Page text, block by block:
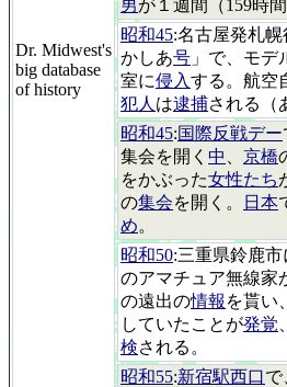
Dr. Midwest's
big database
of history
男が１週間（159時間
昭和45:名古屋発札
かしあ号 」で、モデ
室に侵入する。航空
犯人 は逮捕される（
昭和45:国際反戦デー
集会を開く 中 京橋
をかぶった女性たち
の集会を開く。 日本
め。
昭和50:三重県鈴鹿市
のアマチュア無線家
の遠出の情報 を貰い
していたことが発覚
検される。
昭和55:新宿駅西口で